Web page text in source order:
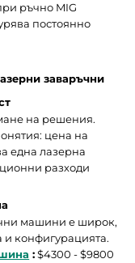
ръчно MIG
постоянно
заваръчни
на решения.
цена на
една лазерна
разходи
машини е широк,
и конфигурацията.
: $4300 - $9800